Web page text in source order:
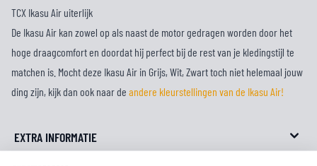
TCX Ikasu Air uiterlijk
De Ikasu Air kan zowel op als naast de motor gedragen worden door het
hoge draagcomfort en doordat hij perfect bij de rest van je kledingstijl te
matchen is. Mocht deze Ikasu Air in Grijs, Wit, Zwart toch niet helemaal jouw
ding zijn, kijk dan ook naar de andere kleurstellingen van de Ikasu Air!
EXTRA INFORMATIE